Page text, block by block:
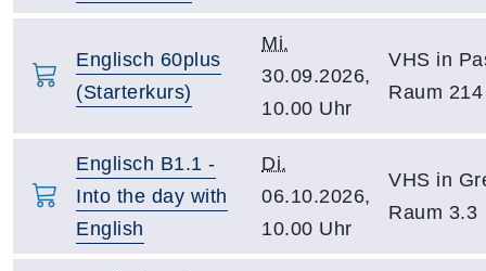
Englisch 60plus
(Starterkurs)
Mi.
30.09.2026,
10.00 Uhr
VHS in
Raum 214
Englisch B1.1 -
Into the day with
English
Di.
06.10.2026,
10.00 Uhr
VHS in
Raum 3.3